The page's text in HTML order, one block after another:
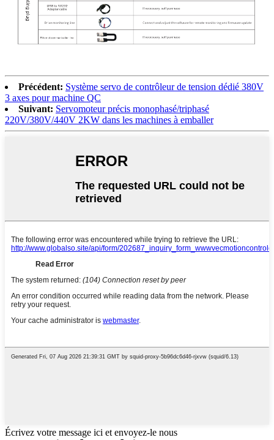
Précédent: Système servo de contrôleur de tension dédié 380V
3 axes pour machine QC
Suivant: Servomoteur précis monophasé/triphasé
220V/380V/440V 2KW dans les machines à emballer
Écrivez votre message ici et envoyez-le nous